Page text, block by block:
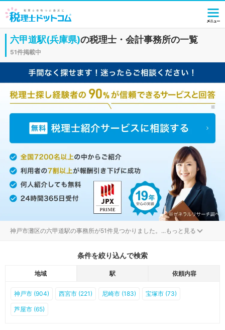
六甲道駅(兵庫県)の税理士・会計事務所の一覧
51件掲載中
神戸市灘区の六甲道駅の事務所が51件見つかりました。 ...もっと見る
条件を絞り込んで検索
地域 駅 依頼内容
神戸市 (904) 西宮市 (221) 尼崎市 (183) 宝塚市 (73)
芦屋市 (65)